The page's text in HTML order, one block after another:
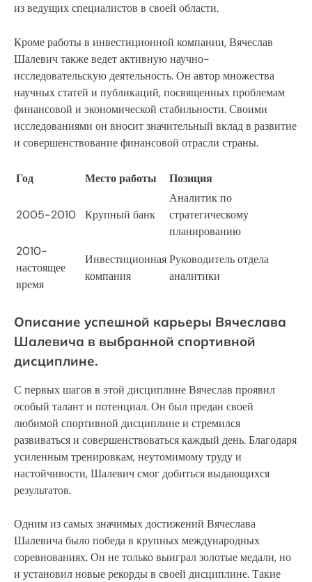
из ведущих специалистов в своей области.
Кроме работы в инвестиционной компании, Вячеслав
Шалевич также ведет активную научно-
исследовательскую деятельность. Он автор множества
научных статей и публикаций, посвященных проблемам
финансовой и экономической стабильности. Своими
исследованиями он вносит значительный вклад в развитие
и совершенствование финансовой отрасли страны.
Год Место работы Позиция
2005-2010 Крупный банк
Аналитик по
стратегическому
планированию
2010-
настоящее
время
Инвестиционная
компания
Руководитель отдела
аналитики
Описание успешной карьеры Вячеслава
Шалевича в выбранной спортивной
дисциплине.
С первых шагов в этой дисциплине Вячеслав проявил
особый талант и потенциал. Он был предан своей
любимой спортивной дисциплине и стремился
развиваться и совершенствоваться каждый день. Благодаря
усиленным тренировкам, неутомимому труду и
настойчивости, Шалевич смог добиться выдающихся
результатов.
Одним из самых значимых достижений Вячеслава
Шалевича было победа в крупных международных
соревнованиях. Он не только выиграл золотые медали, но
и установил новые рекорды в своей дисциплине. Такие